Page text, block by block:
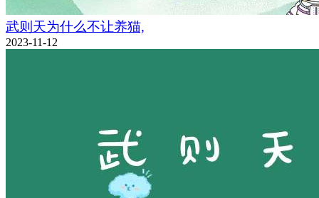
武则天为什么不让养猫,
2023-11-12